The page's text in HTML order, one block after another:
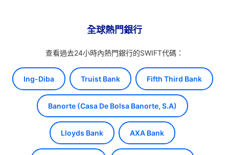
全球熱門銀行
查看過去24小時內熱門銀行的SWIFT代碼：
Ing-Diba Truist Bank Fifth Third Bank
Banorte (Casa De Bolsa Banorte, S.A)
Lloyds Bank AXA Bank